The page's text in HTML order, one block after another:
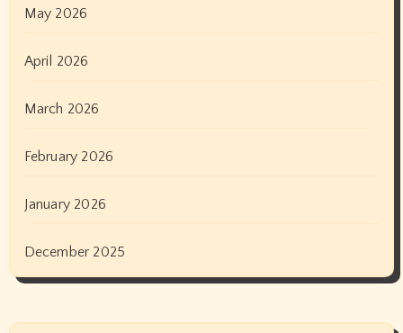
May 2026
April 2026
March 2026
February 2026
January 2026
December 2025